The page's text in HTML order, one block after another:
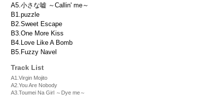
A5.小さな嘘 ～Callin' me～
B1.puzzle
B2.Sweet Escape
B3.One More Kiss
B4.Love Like A Bomb
B5.Fuzzy Navel
Track List
A1.Virgin Mojito
A2.You Are Nobody
A3.Toumei Na Girl ～Dye me～